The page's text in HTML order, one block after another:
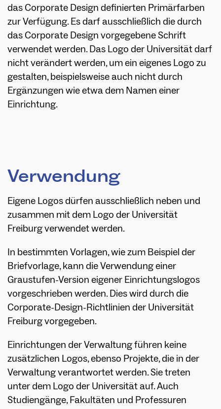
das Corporate Design definierten Primärfarben
zur Verfügung. Es darf ausschließlich die durch
das Corporate Design vorgegebene Schrift
verwendet werden. Das Logo der Universität darf
nicht verändert werden, um ein eigenes Logo zu
gestalten, beispielsweise auch nicht durch
Ergänzungen wie etwa dem Namen einer
Einrichtung.
Verwendung
Eigene Logos dürfen ausschließlich neben und
zusammen mit dem Logo der Universität
Freiburg verwendet werden.
In bestimmten Vorlagen, wie zum Beispiel der
Briefvorlage, kann die Verwendung einer
Graustufen-Version eigener Einrichtungslogos
vorgeschrieben werden. Dies wird durch die
Corporate-Design-Richtlinien der Universität
Freiburg vorgegeben.
Einrichtungen der Verwaltung führen keine
zusätzlichen Logos, ebenso Projekte, die in der
Verwaltung verantwortet werden. Sie treten
unter dem Logo der Universität auf. Auch
Studiengänge, Fakultäten und Professuren